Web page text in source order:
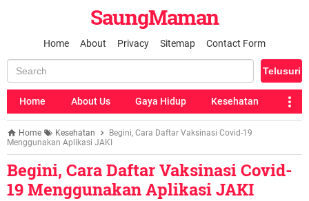
SaungMaman
Home About Privacy Sitemap Contact Form
Home About Us Gaya Hidup Kesehatan
Home Kesehatan
Begini, Cara Daftar Vaksinasi Covid-19
Menggunakan Aplikasi JAKI
Begini, Cara Daftar Vaksinasi Covid-
19 Menggunakan Aplikasi JAKI